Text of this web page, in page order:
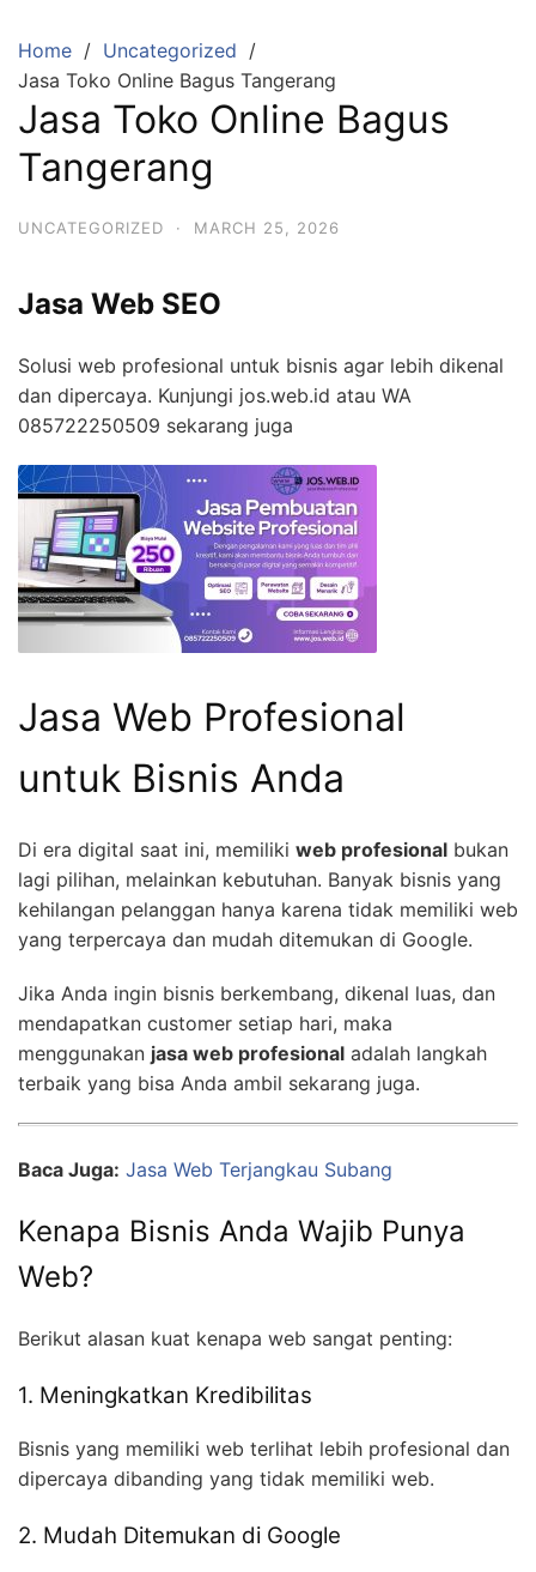
content
Home
Uncategorized
Jasa Toko Online Bagus Tangerang
Jasa Toko Online Bagus
Tangerang
UNCATEGORIZED · MARCH 25, 2026
Jasa Web SEO
Solusi web profesional untuk bisnis agar lebih dikenal
dan dipercaya. Kunjungi jos.web.id atau WA
085722250509 sekarang juga
Jasa Web Profesional
untuk Bisnis Anda
Di era digital saat ini, memiliki web profesional bukan
lagi pilihan, melainkan kebutuhan. Banyak bisnis yang
kehilangan pelanggan hanya karena tidak memiliki web
yang terpercaya dan mudah ditemukan di Google.
Jika Anda ingin bisnis berkembang, dikenal luas, dan
mendapatkan customer setiap hari, maka
menggunakan jasa web profesional adalah langkah
terbaik yang bisa Anda ambil sekarang juga.
Baca Juga: Jasa Web Terjangkau Subang
Kenapa Bisnis Anda Wajib Punya
Web?
Berikut alasan kuat kenapa web sangat penting:
1. Meningkatkan Kredibilitas
Bisnis yang memiliki web terlihat lebih profesional dan
dipercaya dibanding yang tidak memiliki web.
2. Mudah Ditemukan di Google